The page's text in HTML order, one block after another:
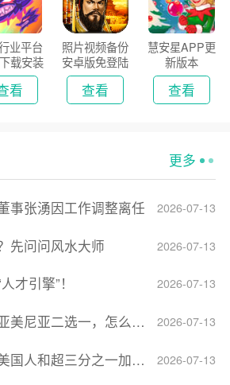
业平台
载安装
看
照片视频备份
安卓版免登陆
版
查看
慧安星APP更
新版本
查看
更多
2026-07-13
事张湧因工作调整离任
2026-07-13
先问问风水大师
2026-07-13
才引擎”！
2026-07-13
亚二选一，怎么回事？
2026-07-13
三分之一加拿大人感到经济压力